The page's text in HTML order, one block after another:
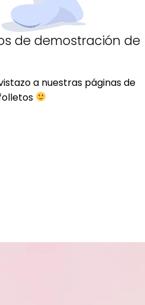
de demostración de
a nuestras páginas de